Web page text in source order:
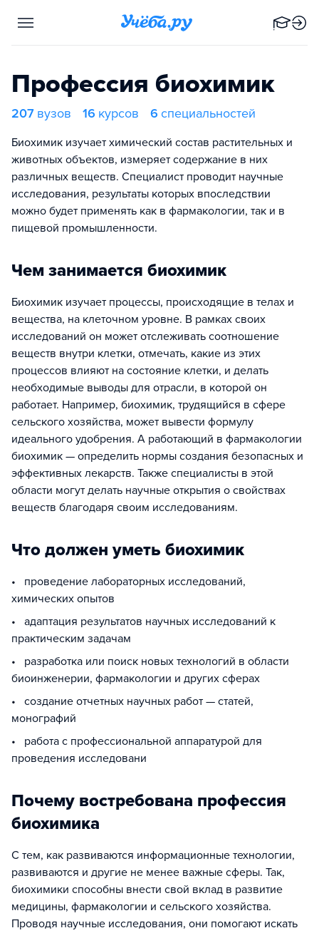
Профессия биохимик
207 вузов 16 курсов 6 специальностей
Биохимик изучает химический состав растительных и
животных объектов, измеряет содержание в них
различных веществ. Специалист проводит научные
исследования, результаты которых впоследствии
можно будет применять как в фармакологии, так и в
пищевой промышленности.
Чем занимается биохимик
Биохимик изучает процессы, происходящие в телах и
вещества, на клеточном уровне. В рамках своих
исследований он может отслеживать соотношение
веществ внутри клетки, отмечать, какие из этих
процессов влияют на состояние клетки, и делать
необходимые выводы для отрасли, в которой он
работает. Например, биохимик, трудящийся в сфере
сельского хозяйства, может вывести формулу
идеального удобрения. А работающий в фармакологии
биохимик — определить нормы создания безопасных и
эффективных лекарств. Также специалисты в этой
области могут делать научные открытия о свойствах
веществ благодаря своим исследованиям.
Что должен уметь биохимик
• проведение лабораторных исследований,
химических опытов
• адаптация результатов научных исследований к
практическим задачам
• разработка или поиск новых технологий в области
биоинженерии, фармакологии и других сферах
• создание отчетных научных работ — статей,
монографий
• работа с профессиональной аппаратурой для
проведения исследовани
Почему востребована профессия
биохимика
С тем, как развиваются информационные технологии,
развиваются и другие не менее важные сферы. Так,
биохимики способны внести свой вклад в развитие
медицины, фармакологии и сельского хозяйства.
Проводя научные исследования, они помогают искать